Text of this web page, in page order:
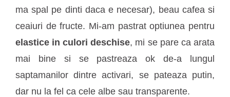
ma spal pe dinti daca e necesar), beau cafea si
ceaiuri de fructe. Mi-am pastrat optiunea pentru
elastice in culori deschise, mi se pare ca arata
mai bine si se pastreaza ok de-a lungul
saptamanilor dintre activari, se pateaza putin,
dar nu la fel ca cele albe sau transparente.